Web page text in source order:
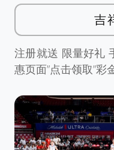
吉
注册就送 限量好礼
惠页面”点击领取”彩